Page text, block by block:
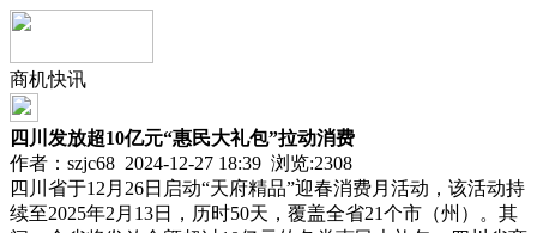
商机快讯
四川发放超10亿元“惠民大礼包”拉动消费
作者：szjc68 2024-12-27 18:39 浏览:2308
四川省于12月26日启动“天府精品”迎春消费月活动，该活动持
续至2025年2月13日，历时50天，覆盖全省21个市（州）。其